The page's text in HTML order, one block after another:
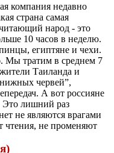
компания недавно
страна самая
народ - это
10 часов в неделю.
египтяне и чехи.
Мы тратим в среднем 7
Таиланда и
червей”,
А вот россияне
Это лишний раз
не являются врагами
чтения, не променяют